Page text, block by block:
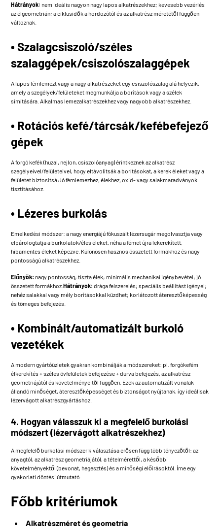
Hátrányok: nem ideális nagyon nagy lapos alkatrészekhez; kevesebb vezérlés
az élgeometrián; a ciklusidők a hordozótól és az alkatrész méretétől függően
változnak.
• Szalagcsiszoló/széles
szalaggépek/csiszolószalaggépek
A lapos fémlemezt vagy a nagy alkatrészeket egy csiszolószalag alá helyezik,
amely a szegélyek/felületeket megmunkálja a borítások vagy a szélek
simítására. Alkalmas lemezalkatrészekhez vagy nagyobb alkatrészekhez.
• Rotációs kefé/tárcsák/kefébefejező
gépek
A forgó kefék (huzal, nejlon, csiszolóanyag) érintkeznek az alkatrész
szegélyeivel/felületeivel, hogy eltávolítsák a borításokat, a kerek éleket vagy a
felületet biztosítsá Jó fémlemezhez, élekhez, oxid- vagy salakmaradványok
tisztításához.
• Lézeres burkolás
Emelkedési módszer: a nagy energiájú fókuszált lézersugár megolvasztja vagy
elpárologtatja a burkolatok/éles éleket, néha a fémet újra lekerekített,
hibamentes éleket képezve. Különösen hasznos összetett formákhoz és nagy
pontosságú alkatrészekhez.
Előnyök: nagy pontosság; tiszta élek; minimális mechanikai igénybevétel; jó
összetett formákhoz.Hátrányok: drága felszerelés; speciális beállítást igényel;
nehéz salakkal vagy mély borításokkal küzdhet; korlátozott áteresztőképesség
és tömeges befejezés.
• Kombinált/automatizált burkoló
vezetékek
A modern gyártóüzletek gyakran kombinálják a módszereket: pl. forgókefém
élkerekítés + széles övfelületek befejezése + durva befejezés, az alkatrész
geometriájától és követelményeitől függően. Ezek az automatizált vonalak
állandó minőséget, áteresztőképességet és biztonságot nyújtanak, így ideálisak
lézervágott alkatrészgyártáshoz.
4. Hogyan válasszuk ki a megfelelő burkolási
módszert (lézervágott alkatrészekhez)
A megfelelő burkolási módszer kiválasztása erősen függ több tényezőtől: az
anyagtól, az alkatrész geometriájától, a tételmérettől, a későbbi
követelményektől (bevonat, hegesztés) és a minőségi előírásoktól. Íme egy
gyakorlati döntési útmutató:
Főbb kritériumok
Alkatrészméret és geometria